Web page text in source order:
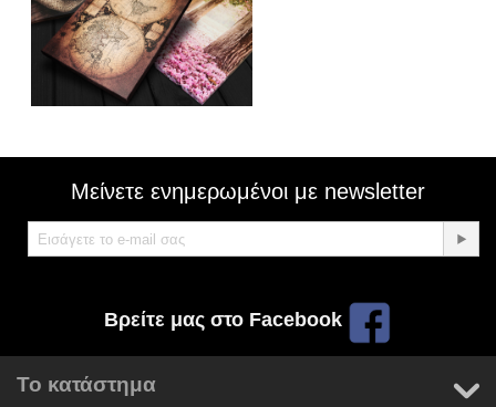
Μείνετε ενημερωμένοι με newsletter
Βρείτε μας στο Facebook
Το κατάστημα